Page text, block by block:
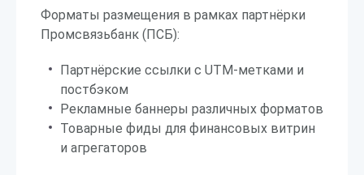
Форматы размещения в рамках партнёрки
Промсвязьбанк (ПСБ):
Партнёрские ссылки с UTM-метками и
постбэком
Рекламные баннеры различных форматов
Товарные фиды для финансовых витрин
и агрегаторов